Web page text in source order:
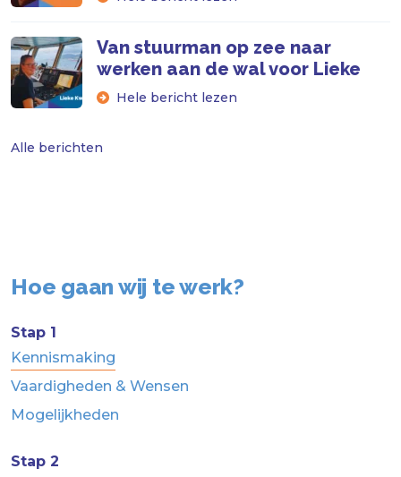
Van stuurman op zee naar
werken aan de wal voor Lieke
Hele bericht lezen
Alle berichten
Hoe gaan wij te werk?
Stap 1
Kennismaking
Vaardigheden & Wensen
Mogelijkheden
Stap 2